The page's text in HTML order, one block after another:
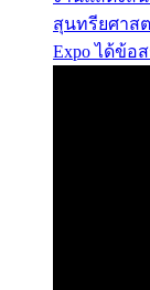
สุนทรียศาสต
Expo ได้ข้อ